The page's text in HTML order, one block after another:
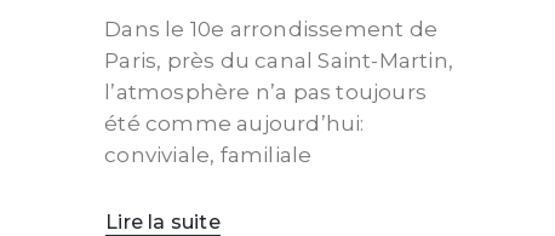
Dans le 10e arrondissement de
Paris, près du canal Saint-Martin,
l’atmosphère n’a pas toujours
été comme aujourd’hui:
conviviale, familiale
Lire la suite